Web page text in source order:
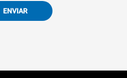
ENVIAR